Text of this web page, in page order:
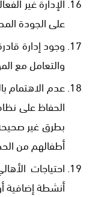
على الجودة
وجود إدارة
والتعامل مع
عدم الاهتمام
الحفاظ على
بطرق غير
أطفالهم من
احتياجات
أنشطة إضافية